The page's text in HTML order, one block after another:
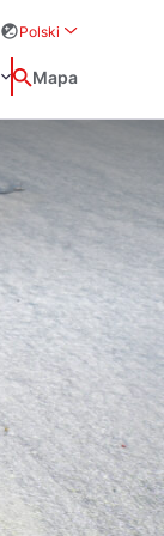
Polski
Wyszukaj
Mapa